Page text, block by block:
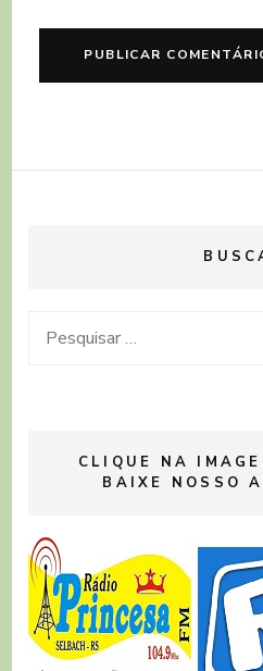
Pesquisar
CLIQUE NA
BAIXE NOSSO